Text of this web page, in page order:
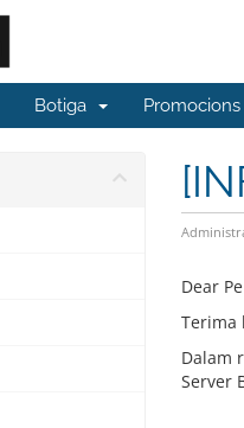
Botiga Promocions
Dear
Terima
Dalam
Server